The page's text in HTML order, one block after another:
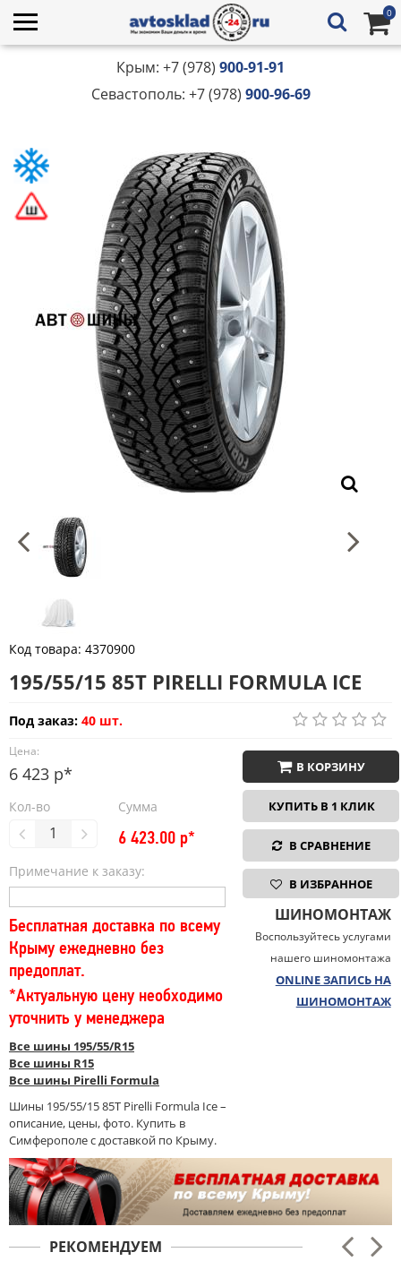
0
Крым: +7 (978) 900-91-91
Севастополь: +7 (978) 900-96-69
Код товара: 4370900
195/55/15 85T PIRELLI FORMULA ICE
Под заказ: 40 шт.
Цена:
6 423 р*
Кол-во Сумма
6 423.00 р*
Примечание к заказу:
Бесплатная доставка по всему
Крыму ежедневно без
предоплат.
*Актуальную цену необходимо
уточнить у менеджера
Все шины 195/55/R15
Все шины R15
Все шины Pirelli Formula
Шины 195/55/15 85T Pirelli Formula Ice –
описание, цены, фото. Купить в
Симферополе с доставкой по Крыму.
В КОРЗИНУ
КУПИТЬ В 1 КЛИК
В СРАВНЕНИЕ
В ИЗБРАННОЕ
ШИНОМОНТАЖ
Воспользуйтесь услугами
нашего шиномонтажа
ONLINE ЗАПИСЬ НА
ШИНОМОНТАЖ
РЕКОМЕНДУЕМ